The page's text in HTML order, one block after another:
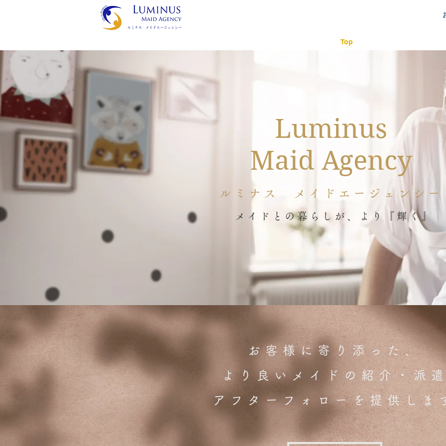
Top
Luminus
Maid Agency
ルミナス メイドエージェンシー
メイドとの暮らしが、 より『輝く』
お客様に寄り添った、
より良いメイドの紹介・派
アフターフォローを提供しま